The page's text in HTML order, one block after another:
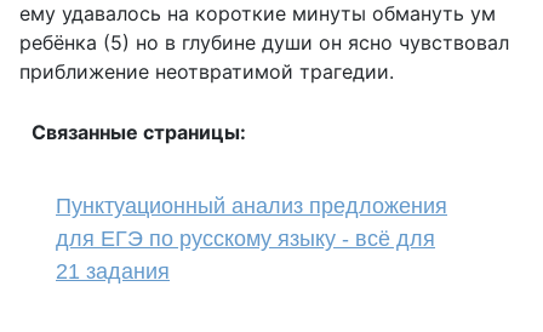
ему удавалось на короткие минуты обмануть ум
ребёнка (5) но в глубине души он ясно чувствовал
приближение неотвратимой трагедии.
Связанные страницы:
Пунктуационный анализ предложения
для ЕГЭ по русскому языку - всё для
21 задания